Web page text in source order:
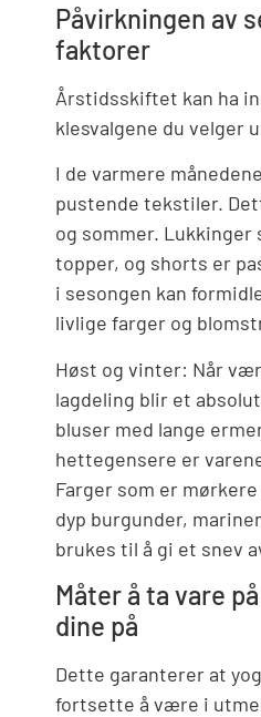
Påvirkningen av
faktorer
Årstidsskiftet kan ha
klesvalgene du velger
I de varmere
pustende tekstiler.
og sommer. Lukkinger
topper, og shorts er
i sesongen kan
livlige farger og
Høst og vinter: Når
lagdeling blir et
bluser med lange
hettegensere er
Farger som er
dyp burgunder,
brukes til å gi et snev
Måter å ta vare
dine på
Dette garanterer at
fortsette å være i